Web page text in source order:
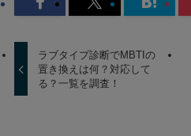
ラブタイプ診断でMBTIの
置き換えは何？対応して
る？一覧を調査！